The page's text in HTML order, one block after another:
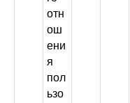
отн
ош
ени
я
пол
ьзо